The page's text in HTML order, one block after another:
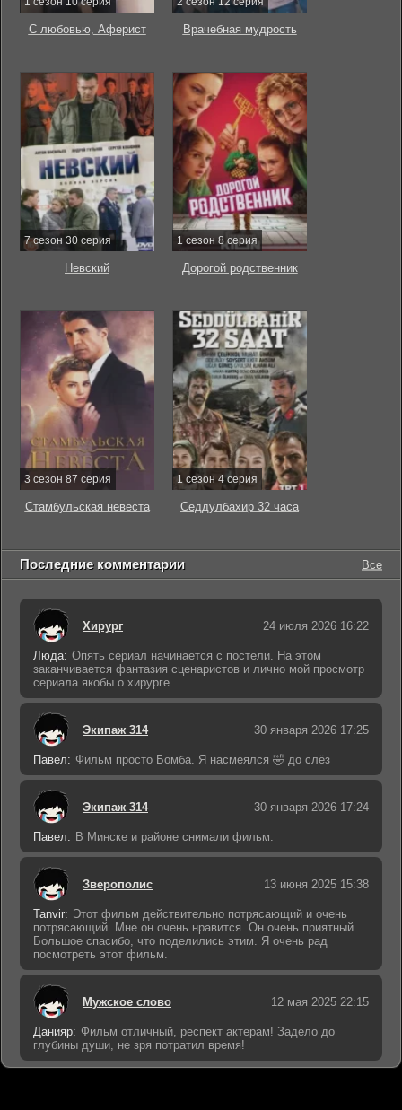
С любовью, Аферист Врачебная мудрость
7 сезон 30 серия
Невский
1 сезон 8 серия
Дорогой родственник
3 сезон 87 серия
Стамбульская невеста
1 сезон 4 серия
Седдулбахир 32 часа
Последние комментарии Все
Хирург 24 июля 2026 16:22
Люда: Опять сериал начинается с постели. На этом
заканчивается фантазия сценаристов и лично мой просмотр
сериала якобы о хирурге.
Экипаж 314 30 января 2026 17:25
Павел: Фильм просто Бомба. Я насмеялся 🤣 до слёз
Экипаж 314 30 января 2026 17:24
Павел: В Минске и районе снимали фильм.
Зверополис 13 июня 2025 15:38
Tanvir: Этот фильм действительно потрясающий и очень
потрясающий. Мне он очень нравится. Он очень приятный.
Большое спасибо, что поделились этим. Я очень рад
посмотреть этот фильм.
Мужское слово 12 мая 2025 22:15
Данияр: Фильм отличный, респект актерам! Задело до
глубины души, не зря потратил время!